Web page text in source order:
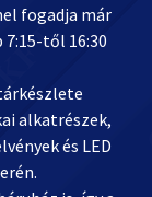
fogadja már
től 16:30
alkatrészek,
és LED